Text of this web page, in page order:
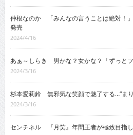
仲根なのか 「みんなの言うことは絶対！
発売
2024/4/16
あぁ～しらき 男かな？女かな？「ずっとフ
2024/3/16
杉本愛莉鈴 無邪気な笑顔で魅了する…“まり
2024/3/16
センチネル 『月笑』年間王者が極致目指